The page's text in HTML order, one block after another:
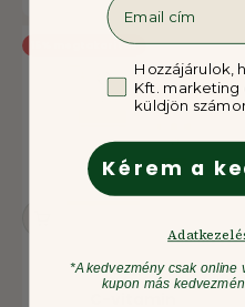
15% megtakarítás
Aphrodite
GDPRHozzájárulok,
Kft.
küldjön
Kérem a
*A kedvezmény csak online
kupon más